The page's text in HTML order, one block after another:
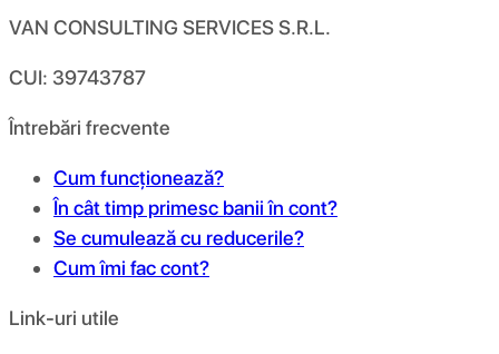
VAN CONSULTING SERVICES S.R.L.
CUI: 39743787
Întrebări frecvente
Cum funcționează?
În cât timp primesc banii în cont?
Se cumulează cu reducerile?
Cum îmi fac cont?
Link-uri utile